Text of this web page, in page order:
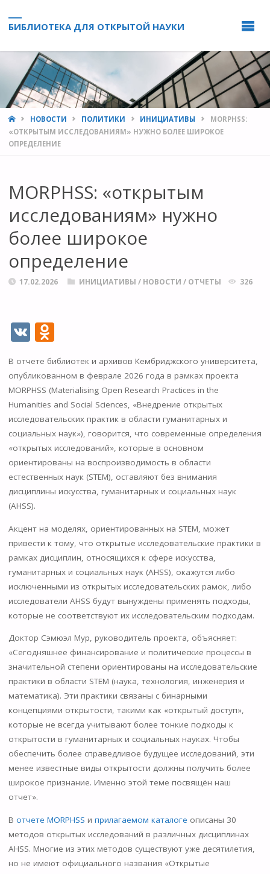
БИБЛИОТЕКА ДЛЯ ОТКРЫТОЙ НАУКИ
HOMEНОВОСТИ ПОЛИТИКИ ИНИЦИАТИВЫ
MORPHSS:
«ОТКРЫТЫМ ИССЛЕДОВАНИЯМ» НУЖНО БОЛЕЕ ШИРОКОЕ
ОПРЕДЕЛЕНИЕ
MORPHSS: «открытым
исследованиям» нужно
более широкое
определение
17.02.2026 ИНИЦИАТИВЫ / НОВОСТИ / ОТЧЕТЫ 326
V O
d
n
o
kl
as
s
ni
ki
В отчете библиотек и архивов Кембриджского университета,
опубликованном в феврале 2026 года в рамках проекта
MORPHSS (Materialising Open Research Practices in the
Humanities and Social Sciences, «Внедрение открытых
исследовательских практик в области гуманитарных и
социальных наук»), говорится, что современные определения
«открытых исследований», которые в основном
ориентированы на воспроизводимость в области
естественных наук (STEM), оставляют без внимания
дисциплины искусства, гуманитарных и социальных наук
(AHSS).
Акцент на моделях, ориентированных на STEM, может
привести к тому, что открытые исследовательские практики в
рамках дисциплин, относящихся к сфере искусства,
гуманитарных и социальных наук (AHSS), окажутся либо
исключенными из открытых исследовательских рамок, либо
исследователи AHSS будут вынуждены применять подходы,
которые не соответствуют их исследовательским подходам.
Доктор Сэмюэл Мур, руководитель проекта, объясняет:
«Сегодняшнее финансирование и политические процессы в
значительной степени ориентированы на исследовательские
практики в области STEM (наука, технология, инженерия и
математика). Эти практики связаны с бинарными
концепциями открытости, такими как «открытый доступ»,
которые не всегда учитывают более тонкие подходы к
открытости в гуманитарных и социальных науках. Чтобы
обеспечить более справедливое будущее исследований, эти
менее известные виды открытости должны получить более
широкое признание. Именно этой теме посвящён наш
отчет».
В отчете MORPHSS и прилагаемом каталоге описаны 30
методов открытых исследований в различных дисциплинах
AHSS. Многие из этих методов существуют уже десятилетия,
но не имеют официального названия «Открытые